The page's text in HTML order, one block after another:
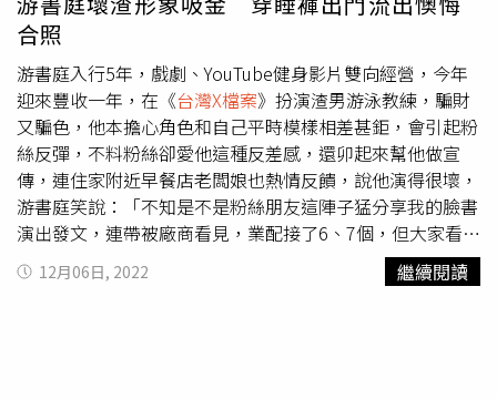
有機會能跟武打巨星合作。
視提供）
合照
游書庭入行5年，戲劇、YouTube健身影片雙向經營，今年
迎來豐收一年，在《台灣X檔案》扮演渣男游泳教練，騙財
又騙色，他本擔心角色和自己平時模樣相差甚鉅，會引起粉
絲反彈，不料粉絲卻愛他這種反差感，還卯起來幫他做宣
傳，連住家附近早餐店老闆娘也熱情反饋，說他演得很壞，
游書庭笑說：「不知是不是粉絲朋友這陣子猛分享我的臉書
演出發文，連帶被廠商看見，業配接了6、7個，但大家看戲
千萬別當真，我本人很正直的啦。」隨著曝光度越來越高，
游書庭的生活發生不少變化，和之前最大不同，就是出門得
12月06日, 2022 繼續閱讀